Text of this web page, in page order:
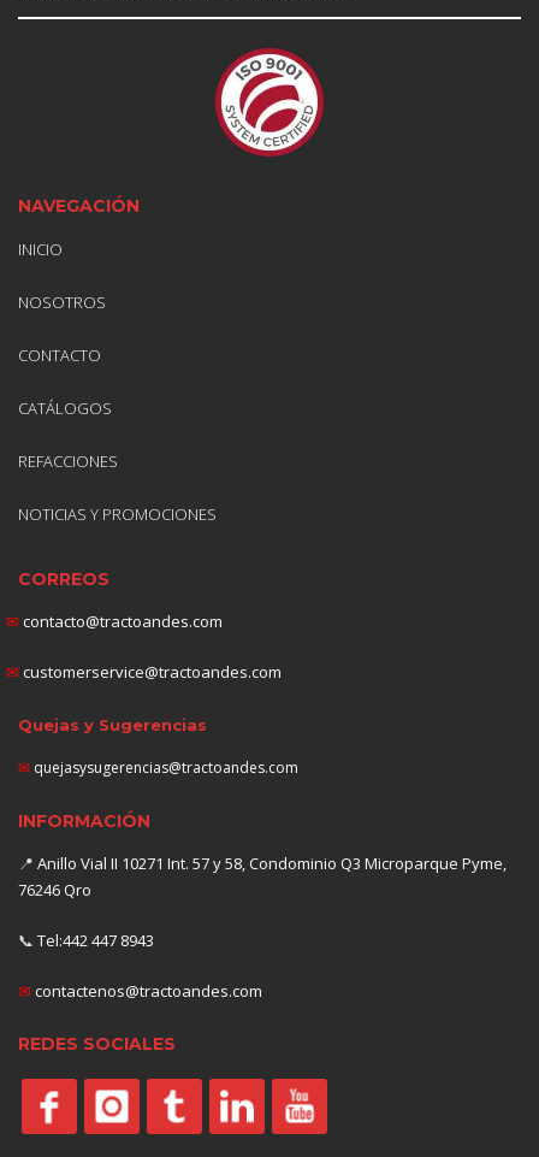
NAVEGACIÓN
INICIO
NOSOTROS
CONTACTO
CATÁLOGOS
REFACCIONES
NOTICIAS Y PROMOCIONES
CORREOS
✉ contacto@tractoandes.com
✉ customerservice@tractoandes.com
Quejas y Sugerencias
✉ quejasysugerencias@tractoandes.com
INFORMACIÓN
📍 Anillo Vial II 10271 Int. 57 y 58, Condominio Q3 Microparque Pyme,
76246 Qro
📞 Tel:442 447 8943
✉ contactenos@tractoandes.com
REDES SOCIALES